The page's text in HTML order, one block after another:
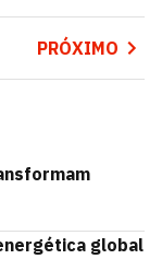
PRÓXIMO
global